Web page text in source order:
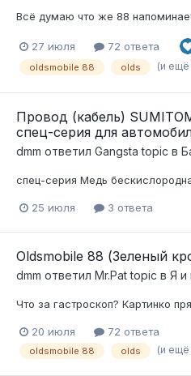
Всё думаю что же 88
27 июля 72 ответа
oldsmobile 88 olds (и ещё
Провод (кабель)
спец-серия для
dmm ответил Gangsta topic в
спец-серия Медь
25 июля 3 ответа
Oldsmobile 88 (Зеленый
dmm ответил Mr.Pattopic в Я и
Что за гастроскоп? Картинко
20 июля 72 ответа
oldsmobile 88 olds (и ещё